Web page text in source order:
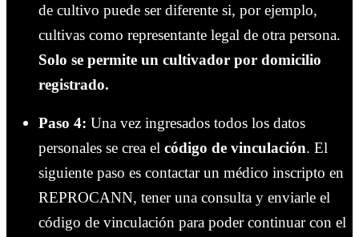
de cultivo puede ser diferente si, por ejemplo,
cultivas como representante legal de otra persona.
Solo se permite un cultivador por domicilio
registrado.
Paso 4: Una vez ingresados todos los datos
personales se crea el código de vinculación. El
siguiente paso es contactar un médico inscripto en
REPROCANN, tener una consulta y enviarle el
código de vinculación para poder continuar con el